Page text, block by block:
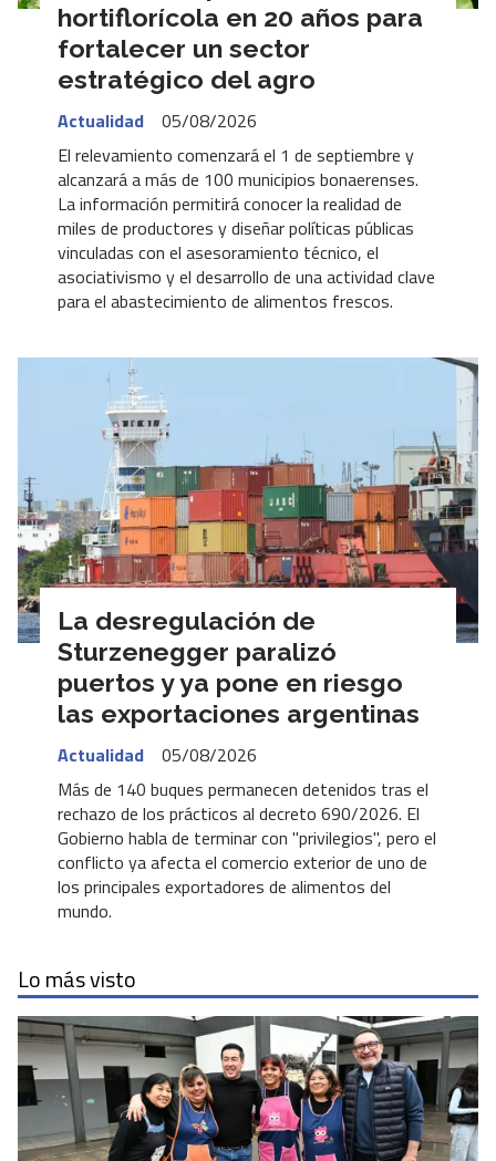
hortiflorícola en 20 años para
fortalecer un sector
estratégico del agro
Actualidad
05/08/2026
El relevamiento comenzará el 1 de septiembre y
alcanzará a más de 100 municipios bonaerenses.
La información permitirá conocer la realidad de
miles de productores y diseñar políticas públicas
vinculadas con el asesoramiento técnico, el
asociativismo y el desarrollo de una actividad clave
para el abastecimiento de alimentos frescos.
La desregulación de
Sturzenegger paralizó
puertos y ya pone en riesgo
las exportaciones argentinas
Actualidad
05/08/2026
Más de 140 buques permanecen detenidos tras el
rechazo de los prácticos al decreto 690/2026. El
Gobierno habla de terminar con "privilegios", pero el
conflicto ya afecta el comercio exterior de uno de
los principales exportadores de alimentos del
mundo.
Lo más visto